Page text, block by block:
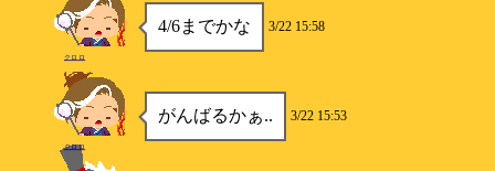
4/6までかな 3/22 15:58
クロロ
がんばるかぁ.. 3/22 15:53
クロロ